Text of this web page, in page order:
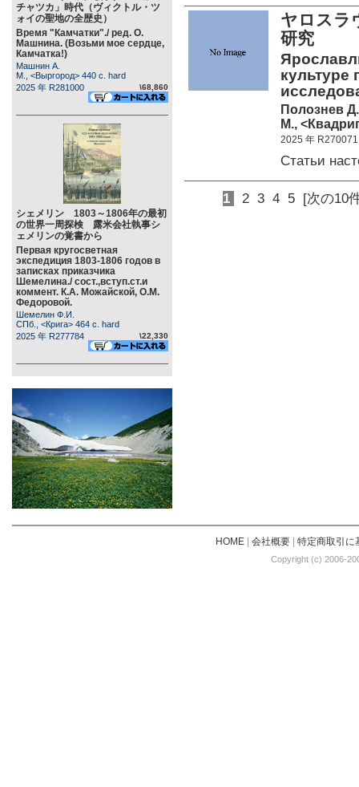
チャツカ」時代（ヴィクトル・ツ
ォイの聖地の全歴史）
Время "Камчатки"./ ред. О.
Машнина. (Возьми мое сердце,
Камчатка!)
Машнин А.
М., <Выргород> 440 c. hard
2025 年 R281000
\68,860
シェメリン 1803～1806年の最初
の世界一周探検 露米会社執事シ
ェメリンの覚書から
Первая кругосветная
экспедиция 1803-1806 годов в
записках приказчика
Шемелина./ сост.,вступ.ст.и
коммент. К.А. Можайской, О.М.
Федоровой.
Шемелин Ф.И.
СПб., <Крига> 464 c. hard
2025 年 R277784
\22,330
ヤロスラ
研究
культуре
Полознев
М.,
2025 年 R270071
Статьи
1 2 3 4 5 [次の10
HOME| 会社概要| 特定商取引に
Copyright (c) 2006-